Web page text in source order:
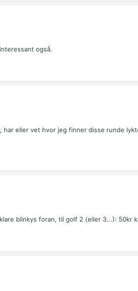
også.
eller vet hvor jeg finner disse runde
blinkys foran, til golf 2 (eller 3...): 50kr